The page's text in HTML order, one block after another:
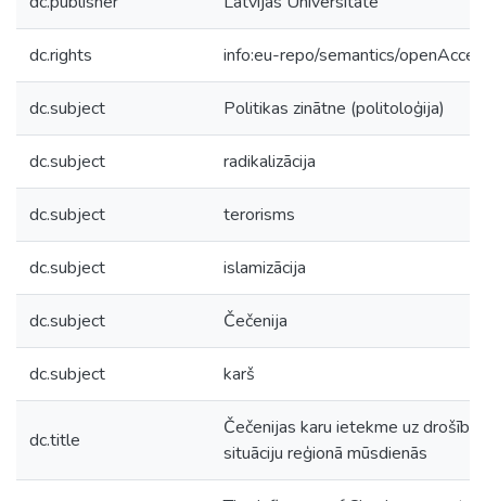
dc.rights info:eu-repo/semantics/
dc.subject Politikas zinātne (politoloģija)
dc.subject radikalizācija
dc.subject terorisms
dc.subject islamizācija
dc.subject Čečenija
dc.subject karš
dc.title
Čečenijas karu ietekme uz drošības
situāciju reģionā mūsdienās